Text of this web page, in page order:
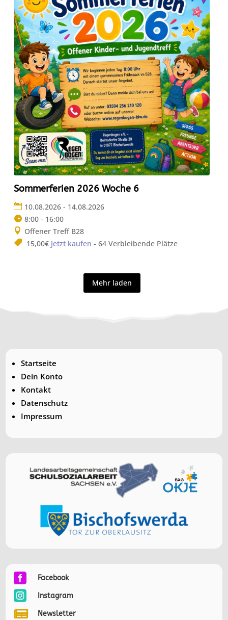
Sommerferien 2026 Woche 6
10.08.2026 - 14.08.2026
8:00 - 16:00
Offener Treff B28
15,00€ Jetzt kaufen - 64 Verbleibende Plätze
Mehr laden
Startseite
Dein Konto
Kontakt
Datenschutz
Impressum
 Facebook
 Instagram
 Newsletter